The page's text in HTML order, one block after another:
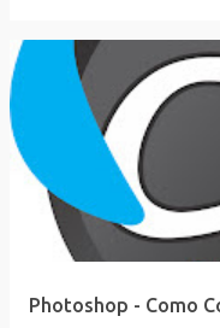
Photoshop - Como